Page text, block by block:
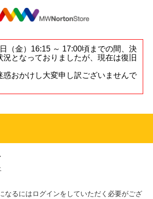
（金）16:15 ～ 17:00頃までの間、決
況となっておりましたが、現在は復旧
惑おかけし大変申し訳ございませんで
なるにはログインをしていただく必要がござ